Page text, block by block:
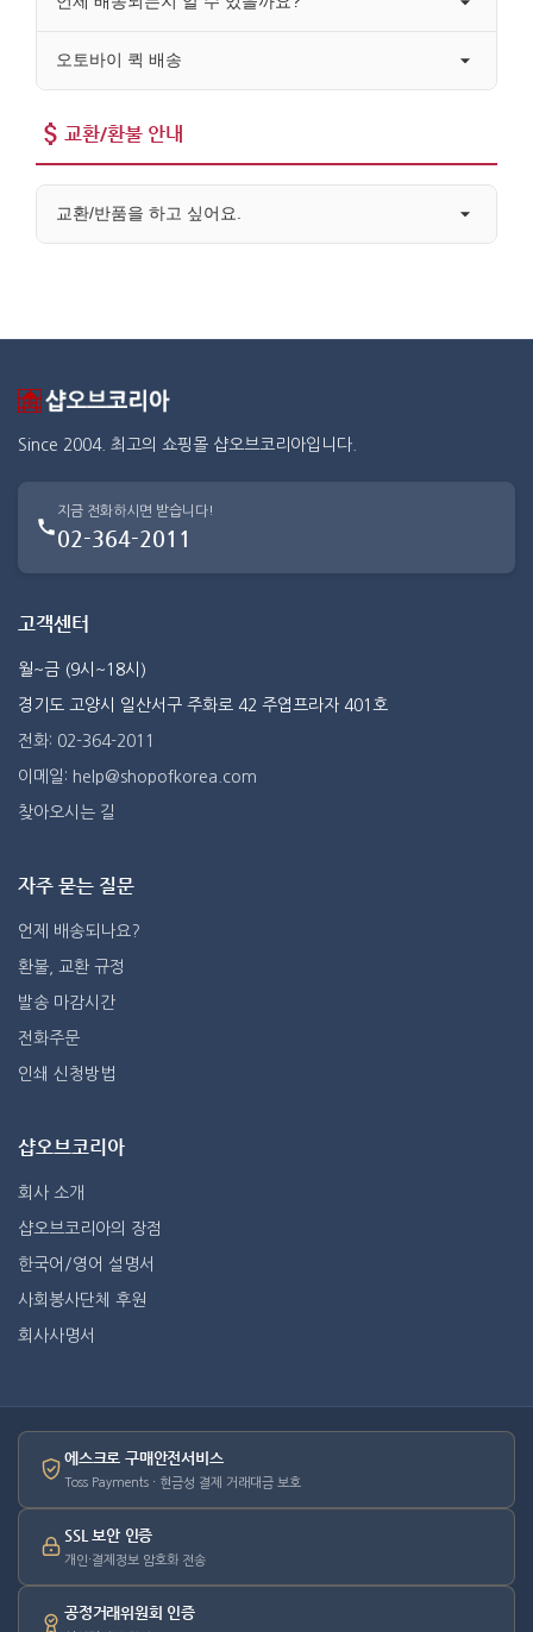
오토바이 퀵 배송
교환/환불 안내
교환/반품을 하고 싶어요.
Since 2004. 최고의 쇼핑몰 샵오브코리아입니다.
지금 전화하시면 받습니다!
02-364-2011
고객센터
월~금 (9시~18시)
경기도 고양시 일산서구 주화로 42 주엽프라자 401호
전화: 02-364-2011
이메일: help@shopofkorea.com
찾아오시는 길
자주 묻는 질문
언제 배송되나요?
환불, 교환 규정
발송 마감시간
전화주문
인쇄 신청방법
샵오브코리아
회사 소개
샵오브코리아의 장점
한국어/영어 설명서
사회봉사단체 후원
회사사명서
에스크로 구매안전서비스
Toss Payments · 현금성 결제 거래대금 보호
SSL 보안 인증
개인·결제정보 암호화 전송
공정거래위원회 인증